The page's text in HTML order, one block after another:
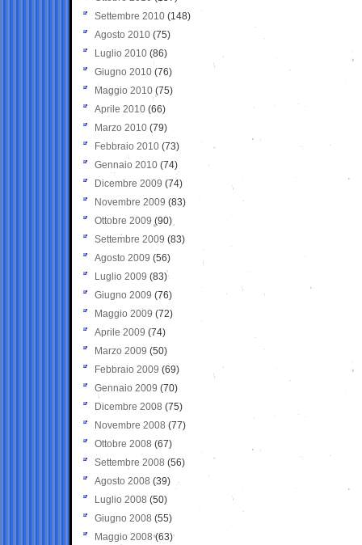
Settembre 2010 (148)
Agosto 2010 (75)
Luglio 2010 (86)
Giugno 2010 (76)
Maggio 2010 (75)
Aprile 2010 (66)
Marzo 2010 (79)
Febbraio 2010 (73)
Gennaio 2010 (74)
Dicembre 2009 (74)
Novembre 2009 (83)
Ottobre 2009 (90)
Settembre 2009 (83)
Agosto 2009 (56)
Luglio 2009 (83)
Giugno 2009 (76)
Maggio 2009 (72)
Aprile 2009 (74)
Marzo 2009 (50)
Febbraio 2009 (69)
Gennaio 2009 (70)
Dicembre 2008 (75)
Novembre 2008 (77)
Ottobre 2008 (67)
Settembre 2008 (56)
Agosto 2008 (39)
Luglio 2008 (50)
Giugno 2008 (55)
Maggio 2008(63)